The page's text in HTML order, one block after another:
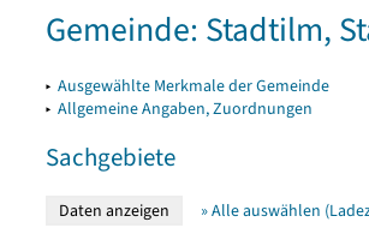
Gemeinde: Stadtilm,
▸ Ausgewählte Merkmale der Gemeinde
▸ Allgemeine Angaben, Zuordnungen
Sachgebiete
» Alle auswählen